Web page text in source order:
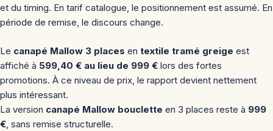
et du timing. En tarif catalogue, le positionnement est assumé. En
période de remise, le discours change.
Le canapé Mallow 3 places en textile tramé greige est
affiché à 599,40 € au lieu de 999 € lors des fortes
promotions. À ce niveau de prix, le rapport devient nettement
plus intéressant.
La version canapé Mallow bouclette en 3 places reste à 999
€ , sans remise structurelle.